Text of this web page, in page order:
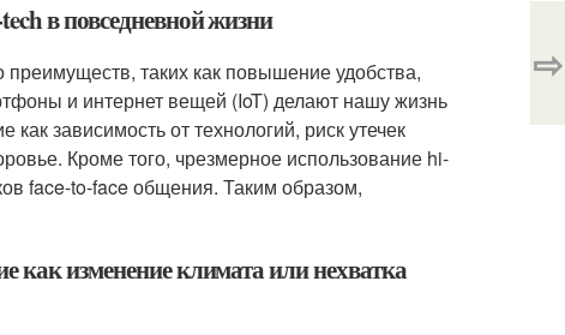
в повседневной жизни
таких как повышение удобства,
и интернет вещей (IoT) делают нашу жизнь
зависимость от технологий, риск утечек
Кроме того, чрезмерное использование hi-
face-to-face общения. Таким образом,
изменение климата или нехватка
⇨